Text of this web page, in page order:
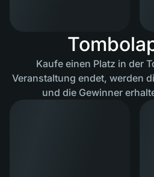
Kaufe einen Platz in der
Veranstaltung endet, werden
und die Gewinner